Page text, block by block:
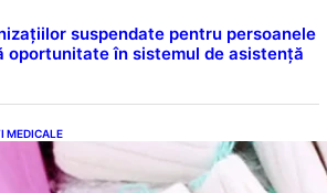
suspendate pentru persoanele
oportunitate în sistemul de asistență
MEDICALE
menstruale: O analiză profundă
legate de metale toxice